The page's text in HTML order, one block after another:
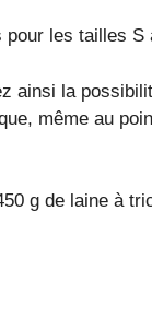
les tailles S
ainsi la
même au
g de laine à